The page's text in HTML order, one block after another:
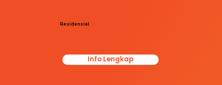
Residensial
Info Lengkap